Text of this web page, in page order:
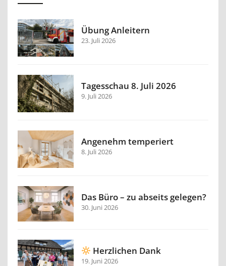
Übung Anleitern
23. Juli 2026
Tagesschau 8. Juli 2026
9. Juli 2026
Angenehm temperiert
8. Juli 2026
Das Büro – zu abseits gelegen?
30. Juni 2026
Herzlichen Dank
19. Juni 2026